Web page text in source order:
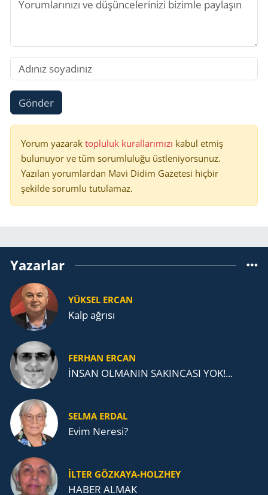
Gönder
Yorum yazarak topluluk kurallarımızı kabul etmiş
bulunuyor ve tüm sorumluluğu üstleniyorsunuz.
Yazılan yorumlardan Mavi Didim Gazetesi hiçbir
şekilde sorumlu tutulamaz.
Yazarlar
YÜKSEL ERCAN
Kalp ağrısı
FERHAN ERCAN
İNSAN OLMANIN SAKINCASI YOK!...
SELMA ERDAL
Evim Neresi?
İLTER GÖZKAYA-HOLZHEY
HABER ALMAK